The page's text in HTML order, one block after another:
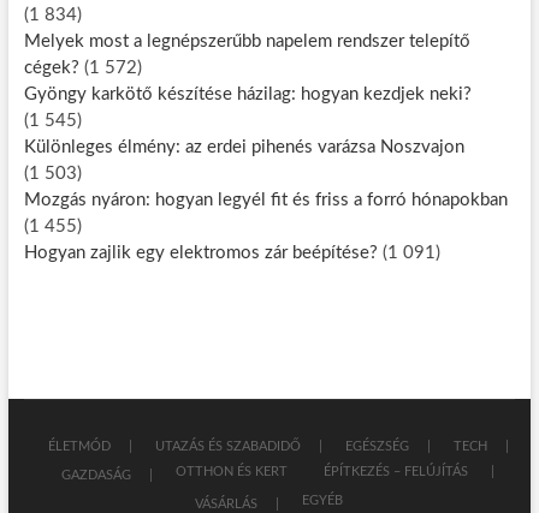
(1 834)
Melyek most a legnépszerűbb napelem rendszer telepítő
cégek? (1 572)
Gyöngy karkötő készítése házilag: hogyan kezdjek neki?
(1 545)
Különleges élmény: az erdei pihenés varázsa Noszvajon
(1 503)
Mozgás nyáron: hogyan legyél fit és friss a forró hónapokban
(1 455)
Hogyan zajlik egy elektromos zár beépítése? (1 091)
ÉLETMÓD UTAZÁS ÉS SZABADIDŐ EGÉSZSÉG TECH
GAZDASÁG OTTHON ÉS KERT ÉPÍTKEZÉS – FELÚJÍTÁS
VÁSÁRLÁS EGYÉB